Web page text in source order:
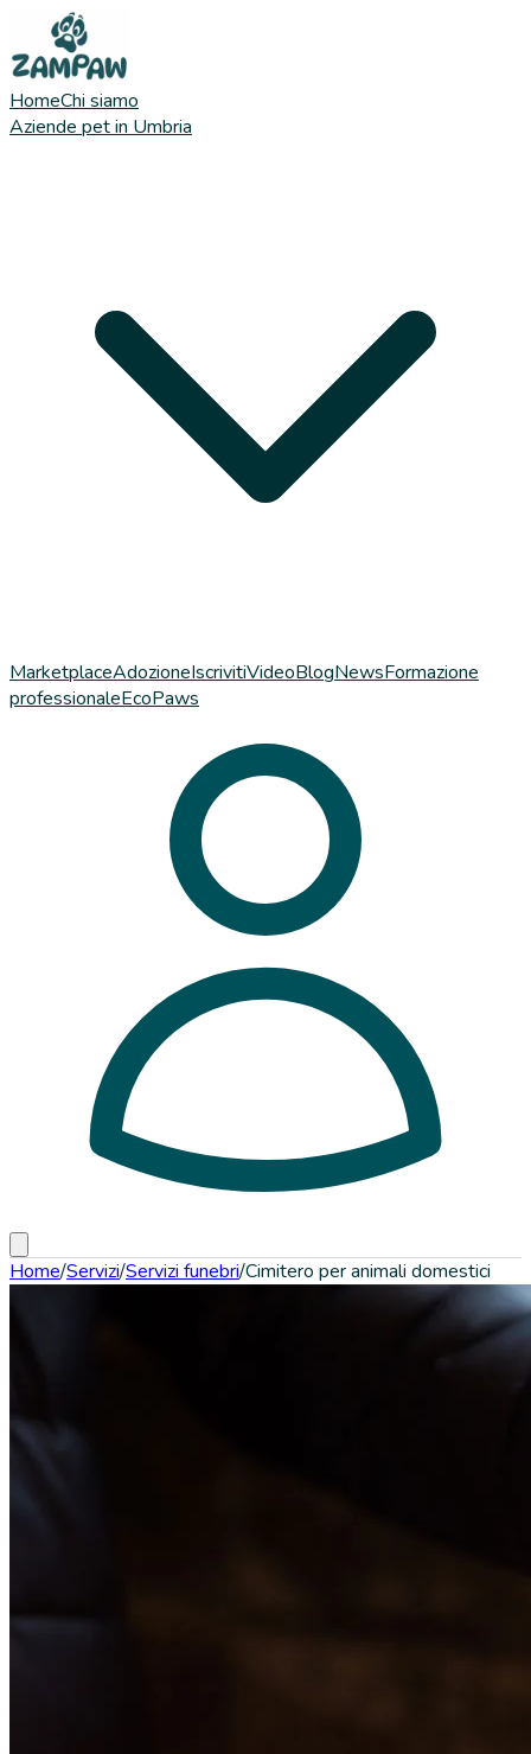
HomeChi siamo
Aziende pet in Umbria
MarketplaceAdozioneIscrivitiVideoBlogNewsFormazione
professionaleEcoPaws
Home/Servizi/Servizi funebri/Cimitero per animali domestici